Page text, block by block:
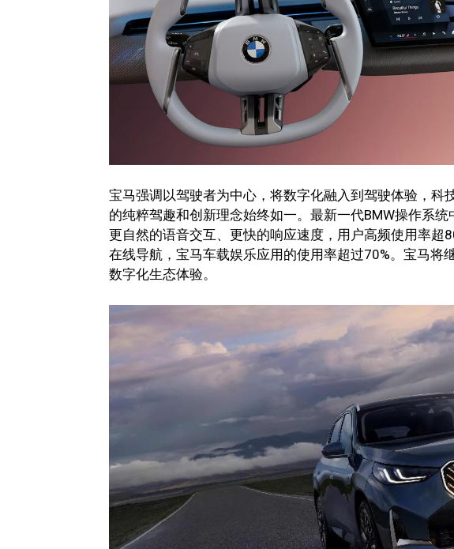
宝马强调以驾驶者为中心，将数字化融入到驾驶体验，科
的纯粹驾趣和创新理念始终如一。最新一代BMW操作系
更自然的语音交互、更快的响应速度，用户高频使用率超
在线导航，宝马车载娱乐应用的使用率超过70%。宝马将
数字化生态体验。